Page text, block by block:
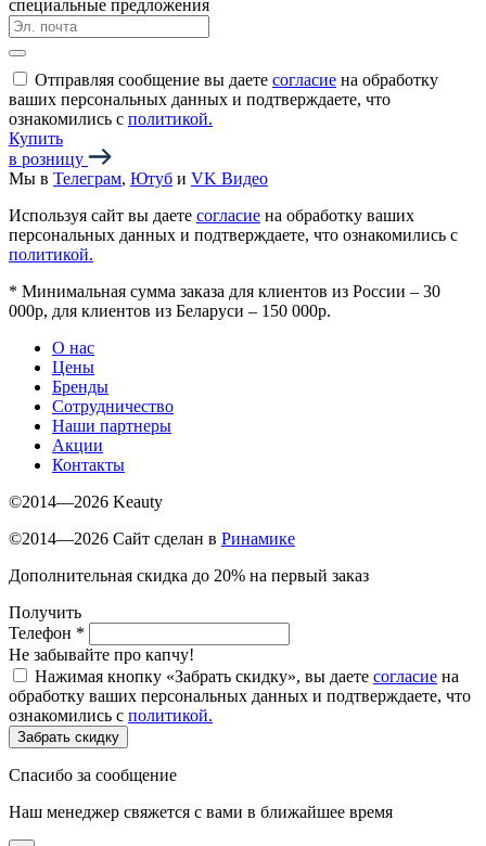
специальные предложения
Отправляя сообщение вы даете согласие на обработку
ваших персональных данных и подтверждаете, что
ознакомились с политикой.
Купить
в розницу
Мы в Телеграм, Ютуб и VK Видео
Используя сайт вы даете согласие на обработку ваших
персональных данных и подтверждаете, что ознакомились с
политикой.
* Минимальная сумма заказа для клиентов из России – 30
000р, для клиентов из Беларуси – 150 000р.
О нас
Цены
Бренды
Сотрудничество
Наши партнеры
Акции
Контакты
©2014—2026 Keauty
©2014—2026 Сайт сделан в Ринамике
Дополнительная скидка до 20% на первый заказ
Получить
Телефон *
Не забывайте про капчу!
Нажимая кнопку «Забрать скидку», вы даете согласие на
обработку ваших персональных данных и подтверждаете, что
ознакомились с политикой.
Забрать скидку
Спасибо за сообщение
Наш менеджер свяжется с вами в ближайшее время